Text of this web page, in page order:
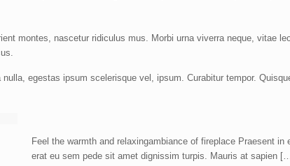
montes, nascetur ridiculus mus. Morbi urna viverra neque, vitae
egestas ipsum scelerisque vel, ipsum. Curabitur tempor.
Feel the warmth and relaxingambiance of fireplace Praesent
erat eu sem pede sit amet dignissim turpis. Mauris at sapien